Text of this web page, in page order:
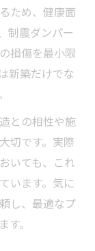
ため、健康面
制震ダンパー
損傷を最小限
新築だけでな
との相性や施
切です。実際
いても、これ
います。気に
し、最適なプ
。